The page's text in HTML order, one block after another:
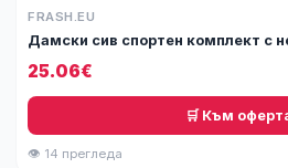
FRASH.EU
Дамски сив спортен комплект с
25.06€
🛒 Към
👁 14 прегледа